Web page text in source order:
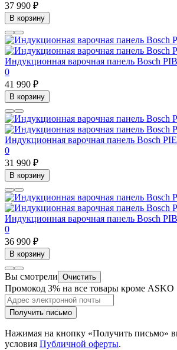
37 990 ₽
В корзину
Индукционная варочная панель Bosch
0
41 990 ₽
В корзину
Индукционная варочная панель Bosch
0
31 990 ₽
В корзину
Индукционная варочная панель Bosch
0
36 990 ₽
В корзину
Вы смотрели Очистить
Промокод 3% на все товары кроме ASKO
Получить письмо
Нажимая на кнопку «Получить письмо»
условия Публичной оферты.